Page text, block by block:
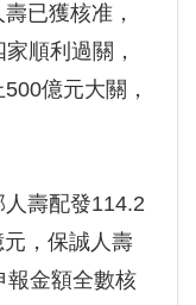
已獲核准，
順利過關，
億元大關，
壽配發114.2
，保誠人壽
報金額全數核